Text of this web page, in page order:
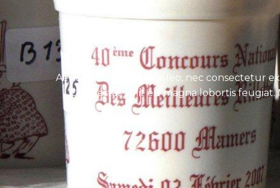
Aenean tincidunt eros leo, nec consectetur
Ut egestas velit eu magna lobortis